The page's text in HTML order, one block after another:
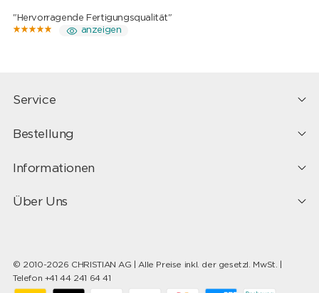
"Hervorragende Fertigungsqualität"
anzeigen
Service
Bestellung
Informationen
Über Uns
© 2010-2026 CHRISTIAN AG | Alle Preise inkl. der gesetzl. MwSt. |
Telefon +41 44 241 64 41